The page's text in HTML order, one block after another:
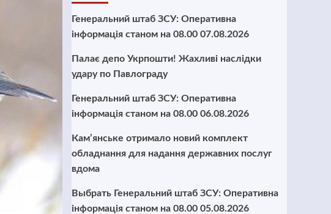
Генеральний штаб ЗСУ: Оперативна
інформація станом на 08.00 07.08.2026
Палає депо Укрпошти! Жахливі наслідки
удару по Павлограду
Генеральний штаб ЗСУ: Оперативна
інформація станом на 08.00 06.08.2026
Кам’янське отримало новий комплект
обладнання для надання державних послуг
вдома
Выбрать Генеральний штаб ЗСУ: Оперативна
інформація станом на 08.00 05.08.2026